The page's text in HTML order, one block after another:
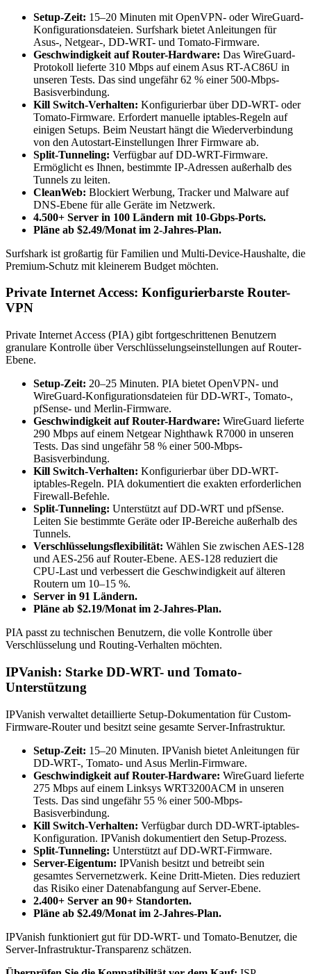
Setup-Zeit: 15–20 Minuten mit OpenVPN- oder WireGuard-
Konfigurationsdateien. Surfshark bietet Anleitungen für
Asus-, Netgear-, DD-WRT- und Tomato-Firmware.
Geschwindigkeit auf Router-Hardware: Das WireGuard-
Protokoll lieferte 310 Mbps auf einem Asus RT-AC86U in
unseren Tests. Das sind ungefähr 62 % einer 500-Mbps-
Basisverbindung.
Kill Switch-Verhalten: Konfigurierbar über DD-WRT- oder
Tomato-Firmware. Erfordert manuelle iptables-Regeln auf
einigen Setups. Beim Neustart hängt die Wiederverbindung
von den Autostart-Einstellungen Ihrer Firmware ab.
Split-Tunneling: Verfügbar auf DD-WRT-Firmware.
Ermöglicht es Ihnen, bestimmte IP-Adressen außerhalb des
Tunnels zu leiten.
CleanWeb: Blockiert Werbung, Tracker und Malware auf
DNS-Ebene für alle Geräte im Netzwerk.
4.500+ Server in 100 Ländern mit 10-Gbps-Ports.
Pläne ab $2.49/Monat im 2-Jahres-Plan.
Surfshark ist großartig für Familien und Multi-Device-Haushalte, die
Premium-Schutz mit kleinerem Budget möchten.
Private Internet Access: Konfigurierbarste Router-
VPN
Private Internet Access (PIA) gibt fortgeschrittenen Benutzern
granulare Kontrolle über Verschlüsselungseinstellungen auf Router-
Ebene.
Setup-Zeit: 20–25 Minuten. PIA bietet OpenVPN- und
WireGuard-Konfigurationsdateien für DD-WRT-, Tomato-,
pfSense- und Merlin-Firmware.
Geschwindigkeit auf Router-Hardware: WireGuard lieferte
290 Mbps auf einem Netgear Nighthawk R7000 in unseren
Tests. Das sind ungefähr 58 % einer 500-Mbps-
Basisverbindung.
Kill Switch-Verhalten: Konfigurierbar über DD-WRT-
iptables-Regeln. PIA dokumentiert die exakten erforderlichen
Firewall-Befehle.
Split-Tunneling: Unterstützt auf DD-WRT und pfSense.
Leiten Sie bestimmte Geräte oder IP-Bereiche außerhalb des
Tunnels.
Verschlüsselungsflexibilität: Wählen Sie zwischen AES-128
und AES-256 auf Router-Ebene. AES-128 reduziert die
CPU-Last und verbessert die Geschwindigkeit auf älteren
Routern um 10–15 %.
Server in 91 Ländern.
Pläne ab $2.19/Monat im 2-Jahres-Plan.
PIA passt zu technischen Benutzern, die volle Kontrolle über
Verschlüsselung und Routing-Verhalten möchten.
IPVanish: Starke DD-WRT- und Tomato-
Unterstützung
IPVanish verwaltet detaillierte Setup-Dokumentation für Custom-
Firmware-Router und besitzt seine gesamte Server-Infrastruktur.
Setup-Zeit: 15–20 Minuten. IPVanish bietet Anleitungen für
DD-WRT-, Tomato- und Asus Merlin-Firmware.
Geschwindigkeit auf Router-Hardware: WireGuard lieferte
275 Mbps auf einem Linksys WRT3200ACM in unseren
Tests. Das sind ungefähr 55 % einer 500-Mbps-
Basisverbindung.
Kill Switch-Verhalten: Verfügbar durch DD-WRT-iptables-
Konfiguration. IPVanish dokumentiert den Setup-Prozess.
Split-Tunneling: Unterstützt auf DD-WRT-Firmware.
Server-Eigentum: IPVanish besitzt und betreibt sein
gesamtes Servernetzwerk. Keine Dritt-Mieten. Dies reduziert
das Risiko einer Datenabfangung auf Server-Ebene.
2.400+ Server an 90+ Standorten.
Pläne ab $2.49/Monat im 2-Jahres-Plan.
IPVanish funktioniert gut für DD-WRT- und Tomato-Benutzer, die
Server-Infrastruktur-Transparenz schätzen.